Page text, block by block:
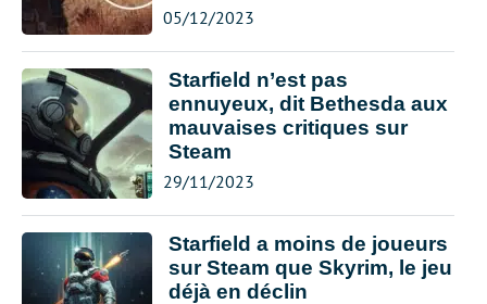
05/12/2023
Starfield n’est pas
ennuyeux, dit Bethesda aux
mauvaises critiques sur
Steam
29/11/2023
Starfield a moins de joueurs
sur Steam que Skyrim, le jeu
déjà en déclin